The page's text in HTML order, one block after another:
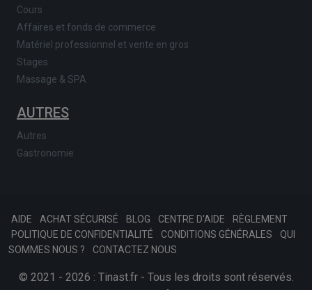
Cours
Affaires et fonds de commerce
Matériel professionnel et vente en gros
Stages
Massage & SPA
AUTRES
Autres
Gastronomie
AIDE ACHAT SÉCURISÉ BLOG CENTRE D'AIDE
RÈGLEMENT
POLITIQUE DE CONFIDENTIALITÉ
CONDITIONS GÉNÉRALES
QUI
SOMMES NOUS ?
CONTACTEZ NOUS
© 2021 - 2026 : Tinast.fr - Tous les droits sont réservés.